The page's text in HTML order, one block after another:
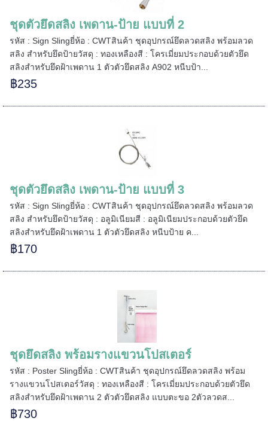
ชุดตัวยึดสลิง เพดาน-ป้าย แบบที่ 2
รหัส : Sign Slingยี่ห้อ : CWTสินค้า ชุดอุปกรณ์ยึดลวดสลิง พร้อมลวด
สลิง สำหรับยึดป้ายวัสดุ : ทองเหลืองสี : โครเมี่ยมประกอบด้วยตัวยึด
สลิงสำหรับยึดฝ้าเพดาน 1 ตัวตัวยึดสลิง A902 หนีบป้า...
฿235
ชุดตัวยึดสลิง เพดาน-ป้าย แบบที่ 3
รหัส : Sign Slingยี่ห้อ : CWTสินค้า ชุดอุปกรณ์ยึดลวดสลิง พร้อมลวด
สลิง สำหรับยึดป้ายวัสดุ : อลูมิเนียมสี : อลูมิเนียมประกอบด้วยตัวยึด
สลิงสำหรับยึดฝ้าเพดาน 1 ตัวตัวยึดสลิง หนีบป้าย ค...
฿170
ชุดยึดสลิง พร้อมรางแขวนโปสเตอร์
รหัส : Poster Slingยี่ห้อ : CWTสินค้า ชุดอุปกรณ์ยึดลวดสลิง พร้อม
รางแขวนโปสเตอร์วัสดุ : ทองเหลืองสี : โครเมี่ยมประกอบด้วยตัวยึด
สลิงสำหรับยึดฝ้าเพดาน 2 ตัวตัวยึดสลิง แบบตะขอ 2ตัวลวดส...
฿730